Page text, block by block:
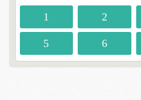
1 2
5 6